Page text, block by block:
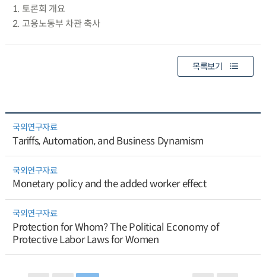
1. 토론회 개요
2. 고용노동부 차관 축사
목록보기
국외연구자료
Tariffs, Automation, and Business Dynamism
국외연구자료
Monetary policy and the added worker effect
국외연구자료
Protection for Whom? The Political Economy of
Protective Labor Laws for Women